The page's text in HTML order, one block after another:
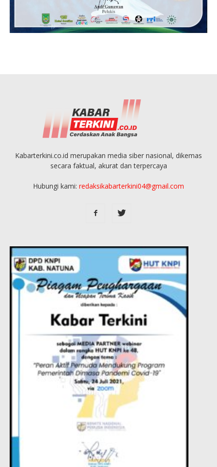
Kabarterkini.co.id merupakan media siber nasional, dikemas
secara faktual, akurat dan terpercaya
Hubungi kami: redaksikabarterkini04@gmail.com